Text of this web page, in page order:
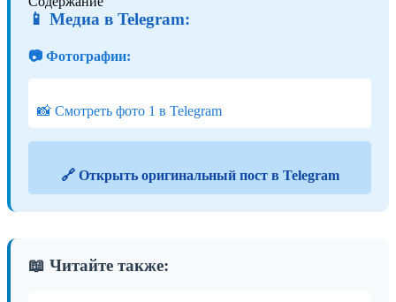
📱 Медиа в Telegram:
📷 Фотографии:
📸 Смотреть фото 1 в Telegram
🔗 Открыть оригинальный пост в Telegram
📖 Читайте также: